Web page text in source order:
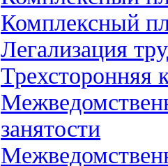
Комплексный
Легализация
Трехсторонняя
занятости